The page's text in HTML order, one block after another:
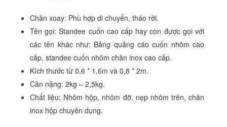
Chân xoay: Phù hợp di chuyển, tháo rời.
Tên gọi: Standee cuốn cao cấp hay còn được gọi với
các tên khác như: Bảng quảng cáo cuốn nhôm cao
cấp, standee cuốn nhôm chân inox cao cấp.
Kích thước từ 0,6 * 1,6m và 0,8 * 2m.
Cân nặng: 2kg – 2,5kg.
Chất liệu: Nhôm hộp, nhôm đỡ, nẹp nhôm trên, chân
inox hộp chuyên dụng.